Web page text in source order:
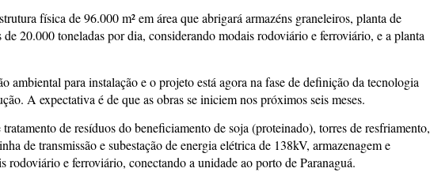
física de 96.000 m² em área que abrigará armazéns graneleiros, planta de
20.000 toneladas por dia, considerando modais rodoviário e ferroviário, e a planta
ambiental para instalação e o projeto está agora na fase de definição da tecnologia
A expectativa é de que as obras se iniciem nos próximos seis meses.
de resíduos do beneficiamento de soja (proteinado), torres de resfriamento,
de transmissão e subestação de energia elétrica de 138kV, armazenagem e
rodoviário e ferroviário, conectando a unidade ao porto de Paranaguá.